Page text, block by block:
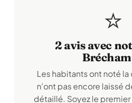
⭐
2 avis avec
Les habitants ont noté
n'ont pas encore laissé
détaillé. Soyez le